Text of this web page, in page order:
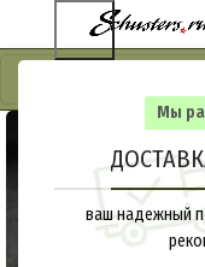
Мы
ваш надежный